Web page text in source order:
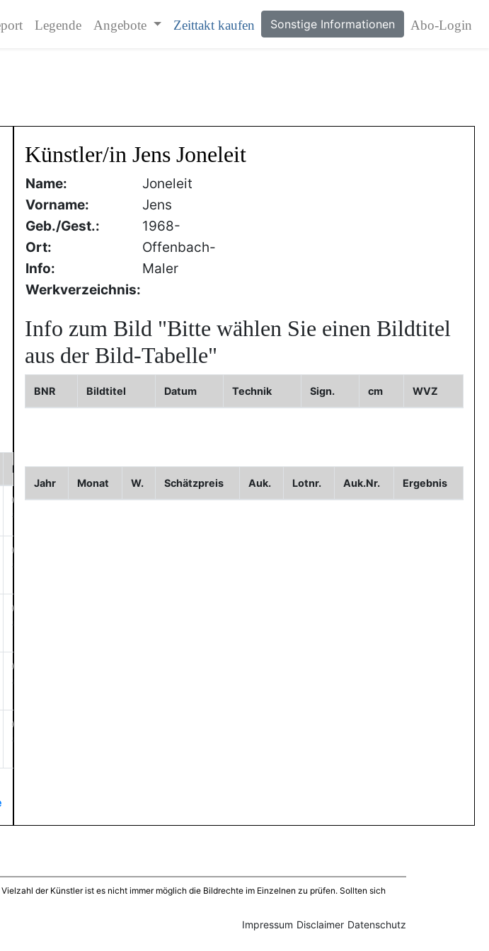
Legende Angebote Zeittakt kaufen Sonstige Informationen Abo-Login
Historie WVZ Bild2 Bild3
anzeigen
anzeigen
anzeigen
anzeigen
anzeigen
Künstler/in Jens Joneleit
Name:
Joneleit
Vorname:
Jens
Geb./Gest.:
1968-
Ort:
Offenbach-
Info:
Maler
Werkverzeichnis:
Info zum Bild "Bitte wählen Sie einen Bildtitel
aus der Bild-Tabelle"
BNR Bildtitel Datum Technik Sign. cm WVZ
Jahr Monat W. Schätzpreis Auk. Lotnr. Auk.Nr. Ergebnis
der Künstler ist es nicht immer möglich die Bildrechte im Einzelnen zu prüfen. Sollten sich
Datenschutz
Disclaimer
Impressum